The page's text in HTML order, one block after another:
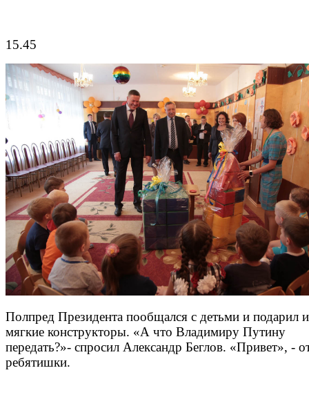
15.45
Полпред Президента пообщался с детьми и подарил
мягкие конструкторы. «А что Владимиру Путину
передать?»- спросил Александр Беглов. «Привет», -
ребятишки.